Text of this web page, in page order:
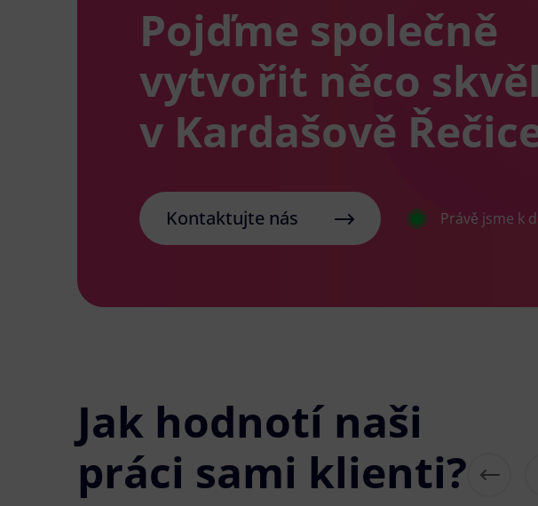
Pojďme společně
vytvořit něco
v Kardašově
Kontaktujte nás Právě jsme k
Jak hodnotí naši
práci sami klienti?